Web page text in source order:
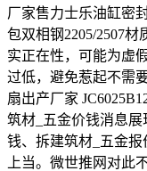
厂家售力士乐油缸密
包双相钢2205/2507
实正在性，可能为虚
过低，避免惹起不需
扇出产厂家
筑材_五金价钱消息
钱、拆建筑材_五金
上当。微世推网对此